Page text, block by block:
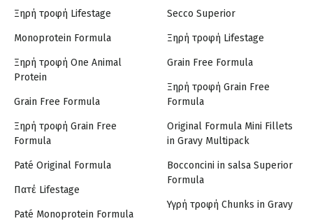
Ξηρή τροφή Lifestage
Monoprotein Formula
Ξηρή τροφή One Animal
Protein
Grain Free Formula
Ξηρή τροφή Grain Free
Formula
Paté Original Formula
Πατέ Lifestage
Paté Monoprotein Formula
Secco Superior
Ξηρή τροφή Lifestage
Grain Free Formula
Ξηρή τροφή Grain Free
Formula
Original Formula Mini Fillets
in Gravy Multipack
Bocconcini in salsa Superior
Formula
Υγρή τροφή Chunks in Gravy